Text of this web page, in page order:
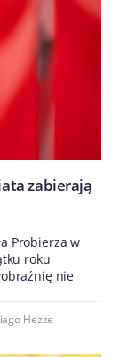
zabierają
Probierza w
roku
nie
Hezze